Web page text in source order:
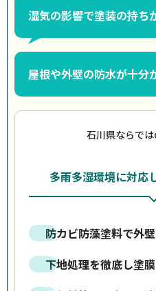
湿気の影響で塗装の持ち
屋根や外壁の防水が十分
石川県ならで
多雨多湿環境に対応
防カビ防藻塗料で外
下地処理を徹底し塗